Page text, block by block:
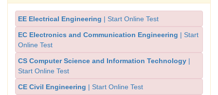
EE Electrical Engineering | Start Online Test
EC Electronics and Communication Engineering | Start
Online Test
CS Computer Science and Information Technology |
Start Online Test
CE Civil Engineering | Start Online Test